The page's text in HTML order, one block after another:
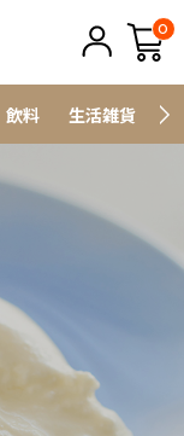
0
飲料 生活雑貨